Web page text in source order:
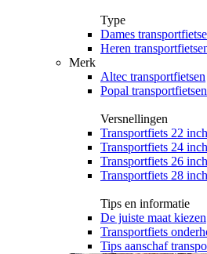
Type
Dames
Heren
Merk
Altec transportfietsen
Popal transportfietsen
Versnellingen
Transportfiets 22
Transportfiets 24
Transportfiets 26
Transportfiets 28
Tips en informatie
De juiste maat kiezen
Transportfiets
Tips aanschaf